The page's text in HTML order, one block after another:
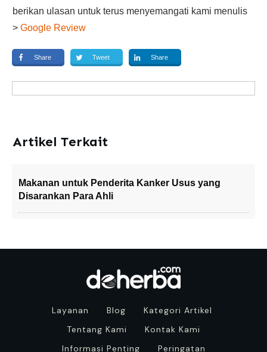
berikan ulasan untuk terus menyemangati kami menulis
> Google Review
Share Tweet Share
Artikel Terkait
Makanan untuk Penderita Kanker Usus yang
Disarankan Para Ahli
Layanan Blog
Kategori Artikel
Tentang Kami
Kontak Kami
Informasi Penting
Peringatan